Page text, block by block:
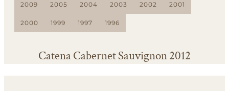
2009 2005 2004 2003 2002 2001
2000 1999 1997 1996
Catena Cabernet Sauvignon 2012